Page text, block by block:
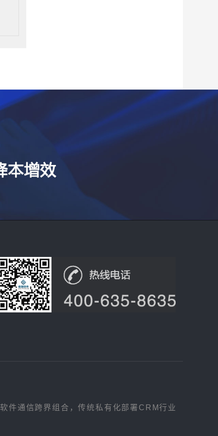
件通信跨界组合，传统私有化部署CRM行业